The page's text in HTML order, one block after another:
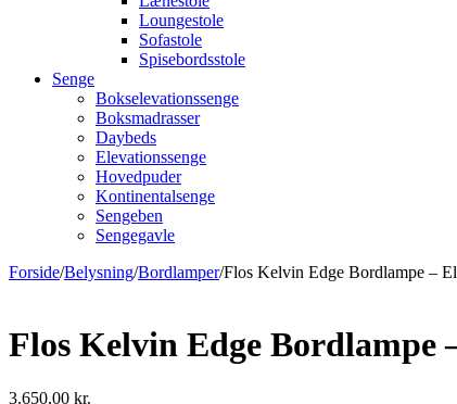
Loungestole
Sofastole
Spisebordsstole
Senge
Bokselevationssenge
Boksmadrasser
Daybeds
Elevationssenge
Hovedpuder
Kontinentalsenge
Sengeben
Sengegavle
Forside/Belysning/Bordlamper/Flos Kelvin Edge Bordlampe –
Flos Kelvin Edge Bordlampe
3.650,00 kr.